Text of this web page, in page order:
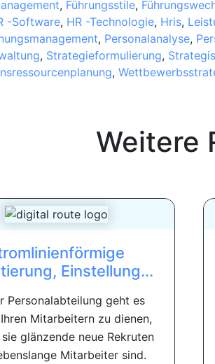
, Führungsstile,
-Software, HR -Technologie, Hris,
, Personalanalyse,
, Strategieformulierung,
,
Weitere
Einstellung...
Personalabteilung geht es
Mitarbeitern zu dienen,
glänzende neue Rekruten
Mitarbeiter sind.